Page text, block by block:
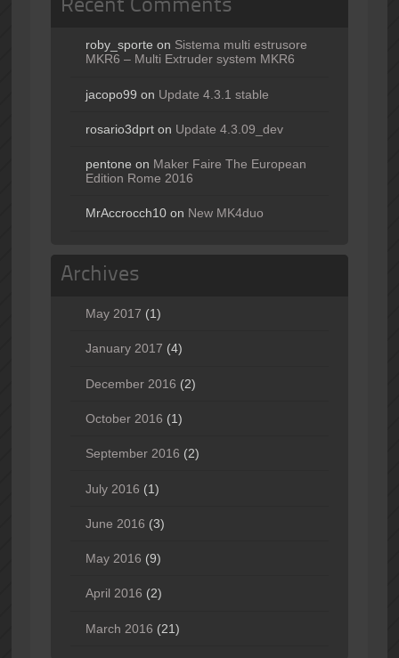
Recent Comments
roby_sporte on Sistema multi estrusore
MKR6 – Multi Extruder system MKR6
jacopo99 on Update 4.3.1 stable
rosario3dprton Update 4.3.09_dev
pentone on Maker Faire The European
Edition Rome 2016
MrAccrocch10on New MK4duo
Archives
May 2017 (1)
January 2017 (4)
December 2016 (2)
October 2016 (1)
September 2016 (2)
July 2016 (1)
June 2016 (3)
May 2016 (9)
April 2016 (2)
March 2016 (21)